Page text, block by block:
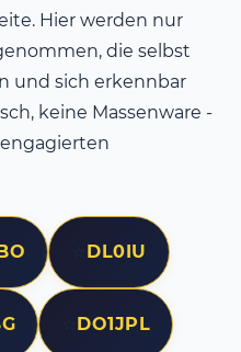
Hier werden nur
die selbst
und sich erkennbar
keine Massenware -
DL0IU
DO1JPL